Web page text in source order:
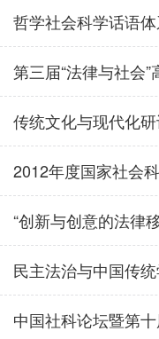
哲学社会科学话语
第三届“法律与社会
传统文化与现代化
2012年度国家社会
“创新与创意的法律
民主法治与中国传
中国社科论坛暨第